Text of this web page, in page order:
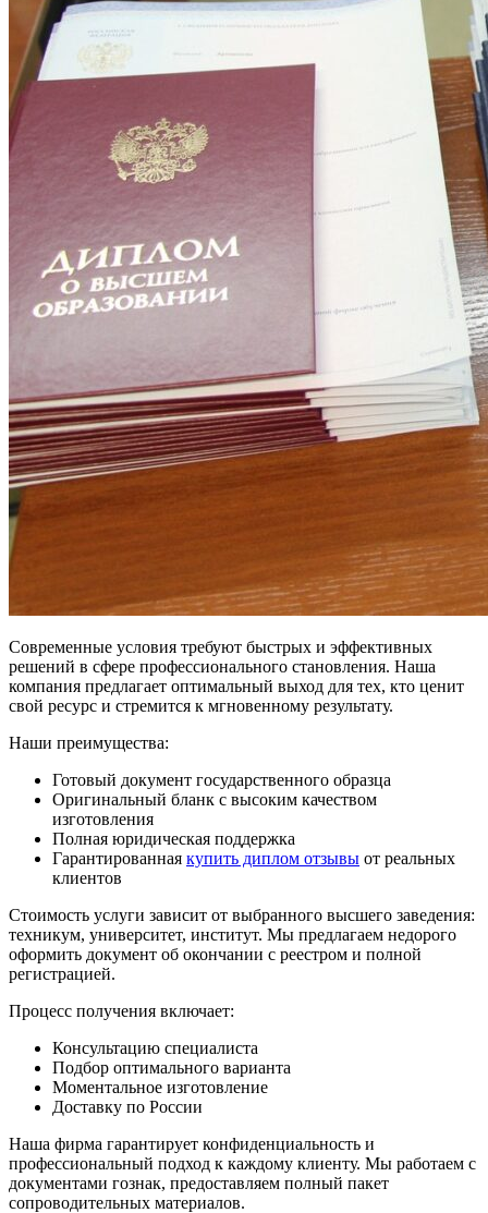
Современные условия требуют быстрых и эффективных
решений в сфере профессионального становления. Наша
компания предлагает оптимальный выход для тех, кто ценит
свой ресурс и стремится к мгновенному результату.
Наши преимущества:
Готовый документ государственного образца
Оригинальный бланк с высоким качеством
изготовления
Полная юридическая поддержка
Гарантированная купить диплом отзывы от реальных
клиентов
Стоимость услуги зависит от выбранного высшего заведения:
техникум, университет, институт. Мы предлагаем недорого
оформить документ об окончании с реестром и полной
регистрацией.
Процесс получения включает:
Консультацию специалиста
Подбор оптимального варианта
Моментальное изготовление
Доставку по России
Наша фирма гарантирует конфиденциальность и
профессиональный подход к каждому клиенту. Мы работаем с
документами гознак, предоставляем полный пакет
сопроводительных материалов.